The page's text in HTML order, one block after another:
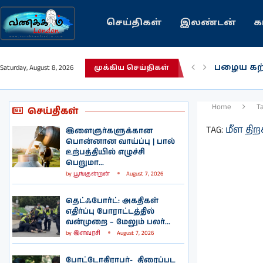
செய்திகள் இலண்டன்
Saturday, August 8, 2026 முக்கிய செய்திகள்
பழைய
செய்திகள்
இளைஞர்களுக்கான
பொன்னான வாய்ப்பு | பால்
உற்பத்தியில் எழுச்சி
பெறுமா...
by பூங்குன்றன் August 7, 2026
தெட்ஃபோர்ட்: அகதிகள்
எதிர்ப்பு போராட்டத்தில்
வன்முறை – மேலும் பலர்...
by இளவரசி August 7, 2026
போட்டோகிராபர்- ‌ திரைப்பட
Home
TAG: மீள